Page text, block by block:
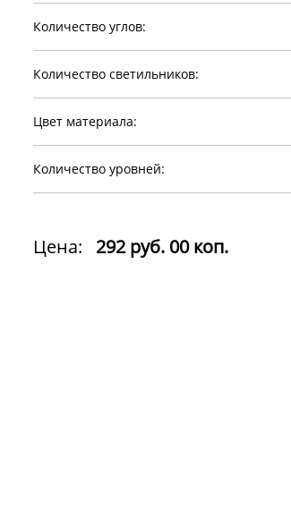
Количество углов:
Количество светильников:
Цвет материала:
Количество уровней:
Цена: 292 руб. 00 коп.